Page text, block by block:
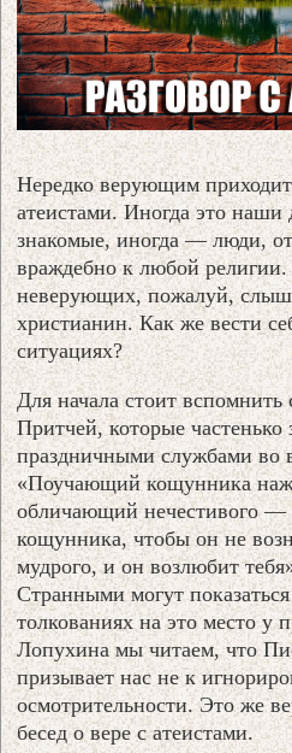
Нередко верующим
атеистами. Иногда это наши
знакомые, иногда — люди,
враждебно к любой
неверующих, пожалуй,
христианин. Как же вести
ситуациях?
Для начала стоит вспомнить
Притчей, которые частенько
праздничными службами во
«Поучающий кощунника
обличающий нечестивого —
кощунника, чтобы он не
мудрого, и он возлюбит
Странными могут
толкованиях на это место у
Лопухина мы читаем, что
призывает нас не к
осмотрительности. Это же
бесед о вере с атеистами.